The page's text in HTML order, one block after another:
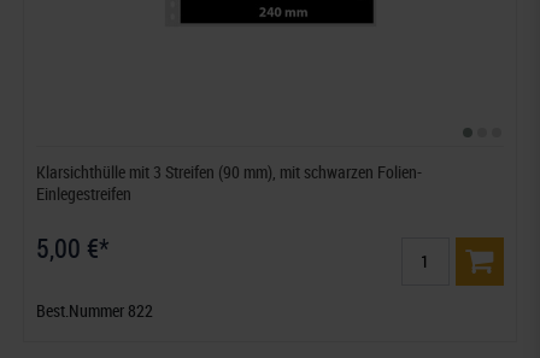
Klarsichthülle mit 3 Streifen (90 mm), mit schwarzen Folien-
Einlegestreifen
5,00 €*
Best.Nummer 822